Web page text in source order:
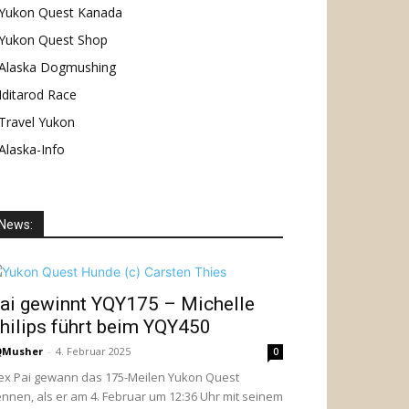
Quest Kanada
Quest Shop
Dogmushing
Iditarod Race
Travel Yukon
Info
gewinnt YQY175 – Michelle
führt beim YQY450
- 4. Februar 2025 0
Pai gewann das 175-Meilen Yukon Quest
als er am 4. Februar um 12:36 Uhr mit seinem